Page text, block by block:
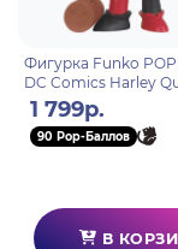
Фигурка Funko
DC Comics Harley
Mallet (45) 3638
1 799р.
90 Pop-Баллов
В